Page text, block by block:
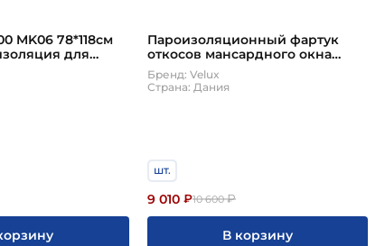
MK06 78*118см
для
Велюкс
Пароизоляционный фартук
откосов мансардного окна
Velux (Велюкс) BBX 0000 PK06
94*118 см
Бренд: Velux
Страна: Дания
шт.
9 010₽10 600₽
В корзину